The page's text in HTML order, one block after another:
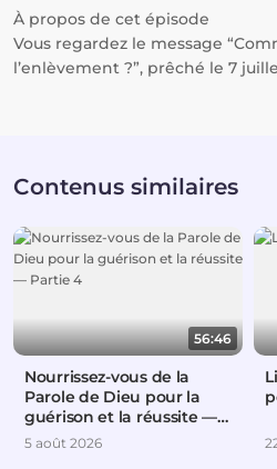
À propos de cet épisode
Vous regardez le message
l’enlèvement ?”, prêché le 7
Contenus similaires
56:46
Nourrissez-vous de la
Parole de Dieu pour la
guérison et la réussite —
Partie 4
5 août 2026